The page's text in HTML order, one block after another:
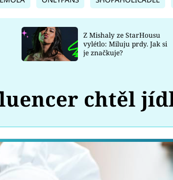
Z Mishaly ze StarHousu
vylétlo: Miluju prdy. Jak si
je značkuje?
chtěl